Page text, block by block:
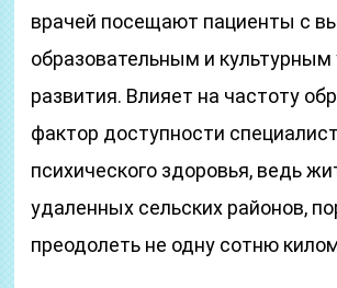
врачей посещают пациенты с
образовательным и культурным
развития. Влияет на частоту
фактор доступности
психического здоровья, ведь
удаленных сельских районов,
преодолеть не одну сотню